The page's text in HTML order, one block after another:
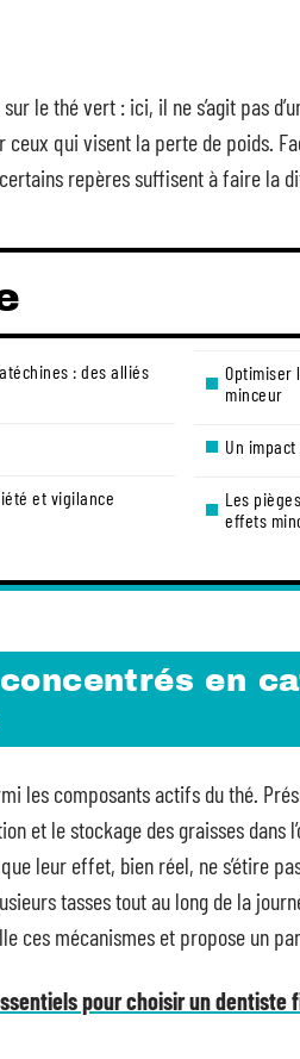
le thé vert : ici, il ne s’agit pas
ceux qui visent la perte de poids.
repères suffisent à faire la
: des alliés
et vigilance
Optimiser
minceur
Un
Les
effets
en
les composants actifs du thé.
et le stockage des graisses dans
leur effet, bien réel, ne s’étire
tasses tout au long de la
ces mécanismes et propose un
pour choisir un dentiste